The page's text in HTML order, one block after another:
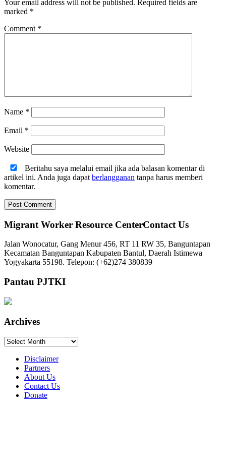
Your email address will not be published. Required fields are
marked *
Comment *
Name *
Email *
Website
Beritahu saya melalui email jika ada balasan komentar di
artikel ini. Anda juga dapat berlangganan tanpa harus memberi
komentar.
Migrant Worker Resource CenterContact Us
Jalan Wonocatur, Gang Menur 456, RT 11 RW 35, Banguntapan
Kecamatan Banguntapan Kabupaten Bantul, Daerah Istimewa
Yogyakarta 55198. Telepon: (+62)274 380839
Pantau PJTKI
Archives
Archives
Disclaimer
Partners
About Us
Contact Us
Donate